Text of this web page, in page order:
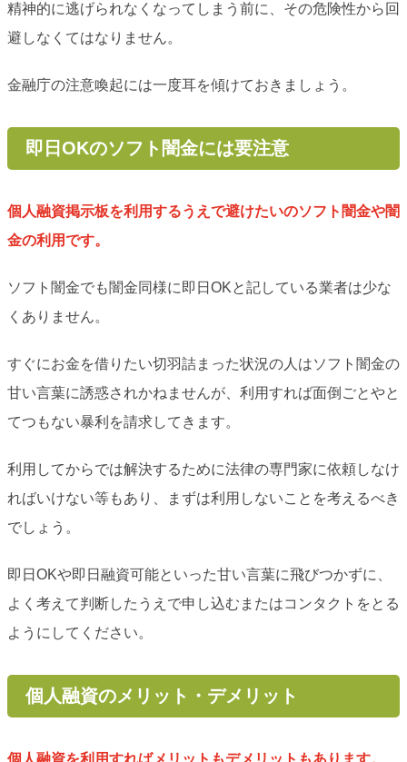
精神的に逃げられなくなってしまう前に、その危険性から回
避しなくてはなりません。
金融庁の注意喚起には一度耳を傾けておきましょう。
即日OKのソフト闇金には要注意
個人融資掲示板を利用するうえで避けたいのソフト闇金や闇
金の利用です。
ソフト闇金でも闇金同様に即日OKと記している業者は少な
くありません。
すぐにお金を借りたい切羽詰まった状況の人はソフト闇金の
甘い言葉に誘惑されかねませんが、利用すれば面倒ごとやと
てつもない暴利を請求してきます。
利用してからでは解決するために法律の専門家に依頼しなけ
ればいけない等もあり、まずは利用しないことを考えるべき
でしょう。
即日OKや即日融資可能といった甘い言葉に飛びつかずに、
よく考えて判断したうえで申し込むまたはコンタクトをとる
ようにしてください。
個人融資のメリット・デメリット